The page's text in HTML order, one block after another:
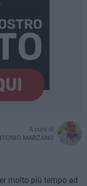
A cura di
MARZANO
molto più tempo ad